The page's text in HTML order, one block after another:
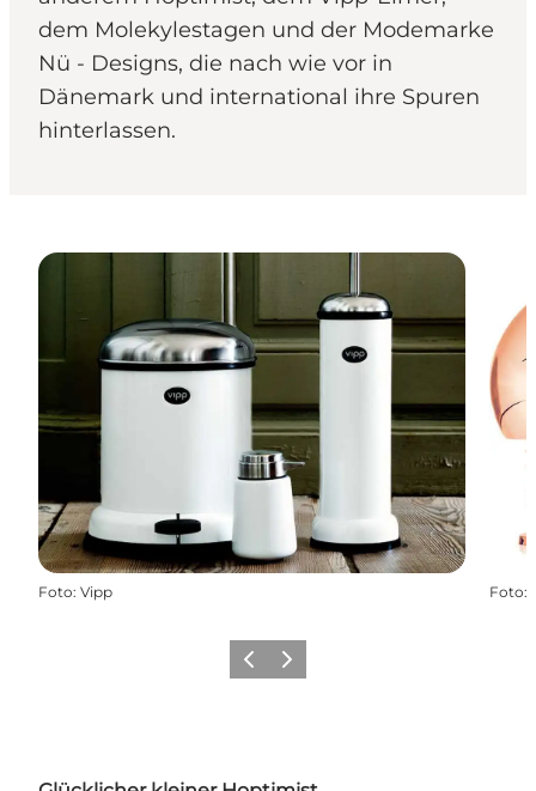
dem Molekylestagen und der Modemarke
Nü - Designs, die nach wie vor in
Dänemark und international ihre Spuren
hinterlassen.
Foto: Vipp Foto:
ZurückWeiter